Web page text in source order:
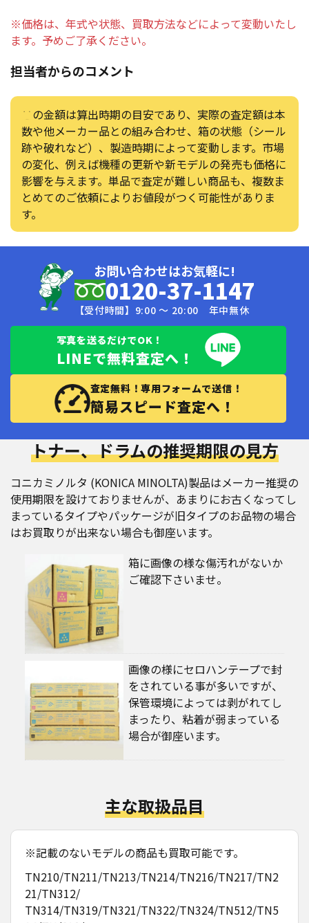
※価格は、年式や状態、買取方法などによって変動いたし
ます。予めご了承ください。
担当者からのコメント
この金額は算出時期の目安であり、実際の査定額は本
数や他メーカー品との組み合わせ、箱の状態（シール
跡や破れなど）、製造時期によって変動します。市場
の変化、例えば機種の更新や新モデルの発売も価格に
影響を与えます。単品で査定が難しい商品も、複数ま
とめてのご依頼によりお値段がつく可能性がありま
す。
お問い合わせはお気軽に!
0120-37-1147
【受付時間】9:00 〜 20:00 年中無休
写真を送るだけでOK！
LINEで無料査定へ！
査定無料！専用フォームで送信！
簡易スピード査定へ！
トナー、ドラムの推奨期限の見方
コニカミノルタ (KONICA MINOLTA)製品はメーカー推奨の
使用期限を設けておりませんが、あまりにお古くなってし
まっているタイプやパッケージが旧タイプのお品物の場合
はお買取りが出来ない場合も御座います。
箱に画像の様な傷汚れがないか
ご確認下さいませ。
画像の様にセロハンテープで封
をされている事が多いですが、
保管環境によっては剥がれてし
まったり、粘着が弱まっている
場合が御座います。
主な取扱品目
※記載のないモデルの商品も買取可能です。
TN210/TN211/TN213/TN214/TN216/TN217/TN2
21/TN312/
TN314/TN319/TN321/TN322/TN324/TN512/TN5